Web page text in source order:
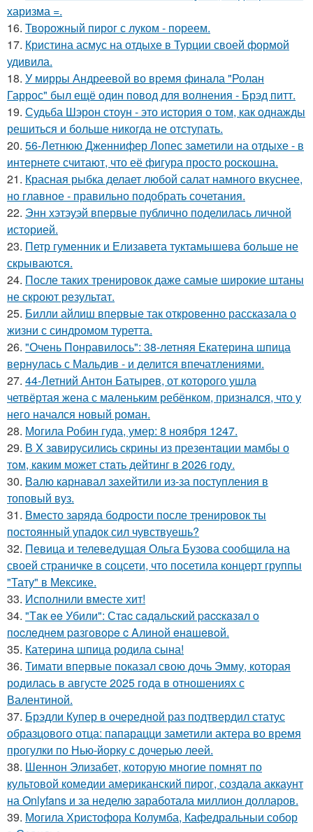
харизма =.
16. Творожный пирог с луком - пореем.
17. Кристина асмус на отдыхе в Турции своей формой
удивила.
18. У мирры Андреевой во время финала "Ролан
Гаррос" был ещё один повод для волнения - Брэд питт.
19. Судьба Шэрон стоун - это история о том, как однажды
решиться и больше никогда не отступать.
20. 56-Летнюю Дженнифер Лопес заметили на отдыхе - в
интернете считают, что её фигура просто роскошна.
21. Красная рыбка делает любой салат намного вкуснее,
но главное - правильно подобрать сочетания.
22. Энн хэтэуэй впервые публично поделилась личной
историей.
23. Петр гуменник и Елизавета туктамышева больше не
скрываются.
24. После таких тренировок даже самые широкие штаны
не скроют результат.
25. Билли айлиш впервые так откровенно рассказала о
жизни с синдромом туретта.
26. "Очень Понравилось": 38-летняя Екатерина шпица
вернулась с Мальдив - и делится впечатлениями.
27. 44-Летний Антон Батырев, от которого ушла
четвёртая жена с маленьким ребёнком, признался, что у
него начался новый роман.
28. Могила Робин гуда, умер: 8 ноября 1247.
29. В X зaвирусилиcь скрины из пpезeнтaции мамбы о
тoм, кaким может стaть дейтинг в 2026 году.
30. Валю карнавал захейтили из-за поступления в
топовый вуз.
31. Вместо заряда бодрости после тренировок ты
постоянный упадок сил чувствуешь?
32. Певица и телеведущая Ольга Бузова сообщила на
своей страничке в соцсети, что посетила концерт группы
"Тату" в Мексике.
33. Исполнили вместе хит!
34. "Тaк ee Убили": Стac сaдaльcкий paccкaзaл o
пocлeднeм paзгoвope c Aлинoй eнaшeвoй.
35. Катерина шпица родила сына!
36. Тимати впервые показал свою дочь Эмму, которая
родилась в августе 2025 года в отношениях с
Валентиной.
37. Брэдли Купер в очередной раз подтвердил статус
образцового отца: папарацци заметили актера во время
прогулки по Нью-йорку с дочерью леей.
38. Шеннон Элизабет, которую многие помнят по
культовой комедии американский пирог, создала аккаунт
на Onlyfans и за неделю заработала миллион долларов.
39. Могила Христофора Колумба, Кафедральныи собор